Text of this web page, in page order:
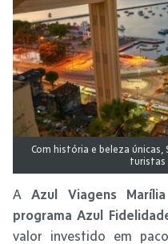
Com história e beleza
turistas
AAzul Viagens Marília
programa Azul
valor investido em